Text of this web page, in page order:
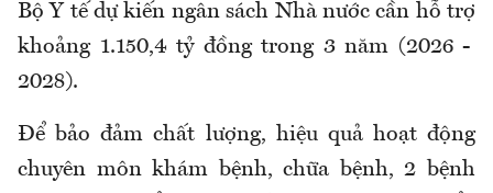
Bộ Y tế dự kiến ngân sách Nhà nước cần hỗ trợ
khoảng 1.150,4 tỷ đồng trong 3 năm (2026 -
2028).
Để bảo đảm chất lượng, hiệu quảhoạt động
chuyên môn khám bệnh, chữa bệnh, 2 bệnh